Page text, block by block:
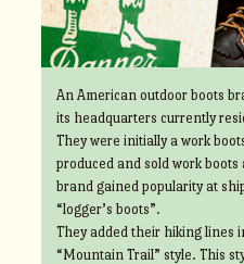
An American outdoor boots
its headquarters currently
They were initially a work
produced and sold work
brand gained popularity at
“logger’s boots”.
They added their hiking lines
“Mountain Trail” style. This